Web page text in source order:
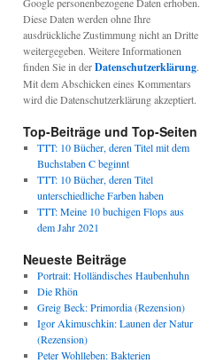
Diese Daten werden ohne Ihre
ausdrückliche Zustimmung nicht an Dritte
weitergegeben. Weitere Informationen
finden Sie in derDatenschutzerklärung.
Mit dem Abschicken eines Kommentars
wird die Datenschutzerklärung akzeptiert.
Top-Beiträge und Top-Seiten
TTT: 10 Bücher, deren Titel mit dem
Buchstaben C beginnt
TTT: 10 Bücher, deren Titel
unterschiedliche Farben haben
TTT: Meine 10 buchigen Flops aus
dem Jahr 2021
Neueste Beiträge
Portrait: Holländisches Haubenhuhn
Die Rhön
Greig Beck: Primordia (Rezension)
Igor Akimuschkin: Launen der Natur
(Rezension)
Peter Wohlleben: Bakterien